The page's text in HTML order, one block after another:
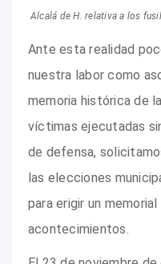
Alcalá de H. relativa a los
Ante esta realidad
nuestra labor como
memoria histórica de
víctimas ejecutadas
de defensa,
las elecciones
para erigir un
acontecimientos.